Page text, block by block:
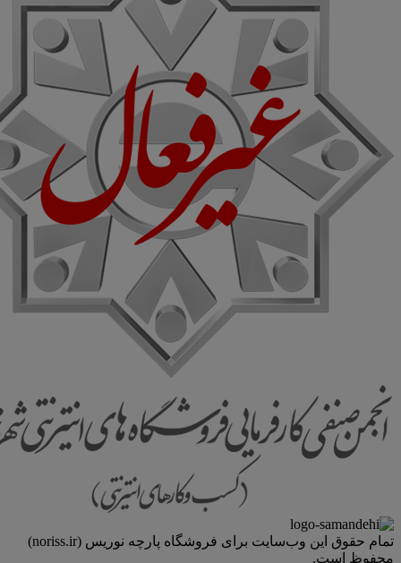
تمام حقوق اين وب‌سايت برای فروشگاه پارچه نوریس (noriss.ir)
محفوظ است.